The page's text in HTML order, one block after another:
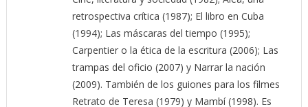
retrospectiva crítica (1987); El libro en Cuba
(1994); Las máscaras del tiempo (1995);
Carpentier o la ética de la escritura (2006); Las
trampas del oficio (2007) y Narrar la nación
(2009). También de los guiones para los filmes
Retrato de Teresa (1979) y Mambí (1998). Es